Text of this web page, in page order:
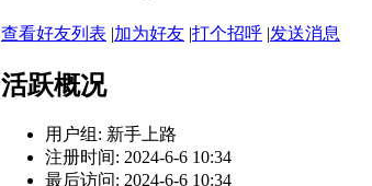
查看好友列表 |加为好友 |打个招呼 |发送消息
活跃概况
用户组: 新手上路
注册时间: 2024-6-6 10:34
最后访问: 2024-6-6 10:34